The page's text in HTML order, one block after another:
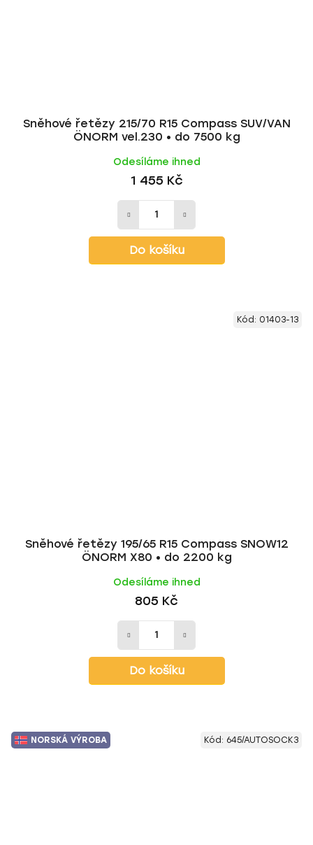
Sněhové řetězy 215/70 R15 Compass SUV/VAN
ÖNORM vel.230 • do 7500 kg
Odesíláme ihned
1 455 Kč
Do košíku
Sněhové řetězy 195/65 R15 Compass SNOW12
ÖNORM X80 • do 2200 kg
Odesíláme ihned
805 Kč
Do košíku
Kód: 01403-13
NORSKÁ VÝROBA Kód: 645/AUTOSOCK3